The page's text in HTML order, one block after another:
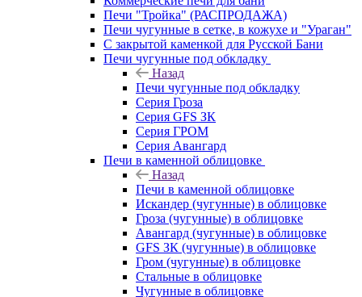
Печи "Тройка" (РАСПРОДАЖА)
Печи чугунные в сетке, в кожухе и "Ураган"
С закрытой каменкой для Русской Бани
Печи чугунные под обкладку
Назад
Печи чугунные под обкладку
Серия Гроза
Серия GFS ЗК
Серия ГРОМ
Серия Авангард
Печи в каменной облицовке
Назад
Печи в каменной облицовке
Искандер (чугунные) в облицовке
Гроза (чугунные) в облицовке
Авангард (чугунные) в облицовке
GFS ЗК (чугунные) в облицовке
Гром (чугунные) в облицовке
Стальные в облицовке
Чугунные в облицовке